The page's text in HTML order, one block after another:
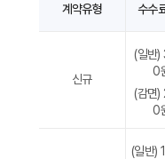
임치계약유형 수수
신규
(일반
0
(감면
0
(일반)